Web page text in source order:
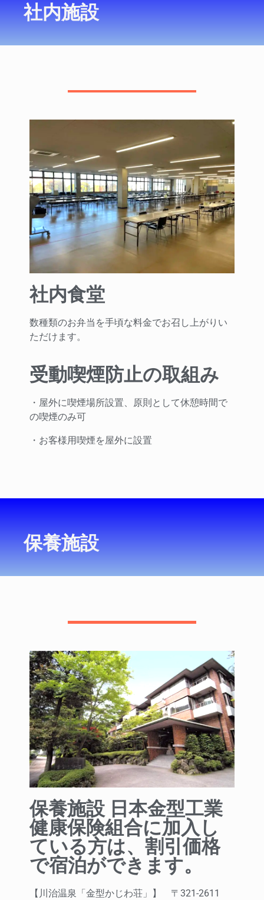
社内施設
社内食堂
数種類のお弁当を手頃な料金でお召し上がりい
ただけます。
受動喫煙防止の取組み
・屋外に喫煙場所設置、原則として休憩時間で
の喫煙のみ可
・お客様用喫煙を屋外に設置
保養施設
保養施設 日本金型工業
健康保険組合に加入し
ている方は、割引価格
で宿泊ができます。
【川治温泉「金型かじわ荘」】 〒321-2611